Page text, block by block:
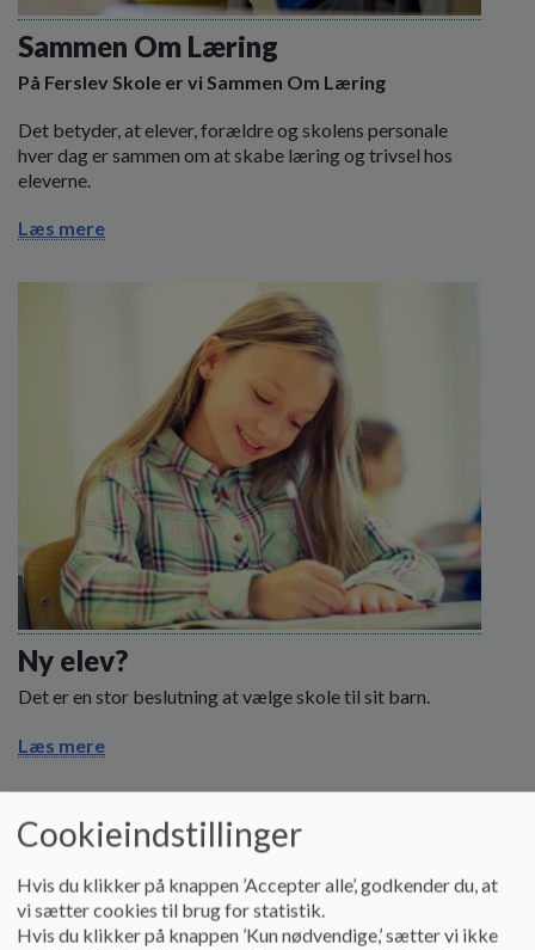
Sammen Om Læring
På Ferslev Skole er vi Sammen Om Læring
Det betyder, at elever, forældre og skolens personale
hver dag er sammen om at skabe læring og trivsel hos
eleverne.
Læs mere
Ny elev?
Det er en stor beslutning at vælge skole til sit barn.
Læs mere
Cookieindstillinger
Hvis du klikker på knappen ’Accepter alle’, godkender du, at
vi sætter cookies til brug for statistik.
Hvis du klikker på knappen ’Kun nødvendige,’ sætter vi ikke